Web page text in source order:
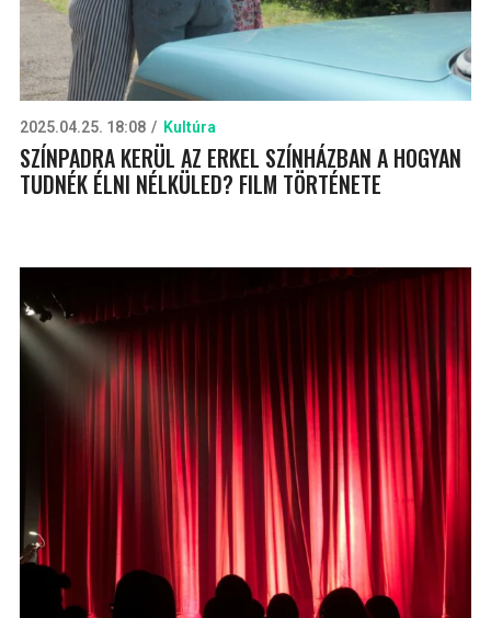
2025.04.25. 18:08 Kultúra
SZÍNPADRA KERÜL AZ ERKEL SZÍNHÁZBAN A HOGYAN
TUDNÉK ÉLNI NÉLKÜLED? FILM TÖRTÉNETE